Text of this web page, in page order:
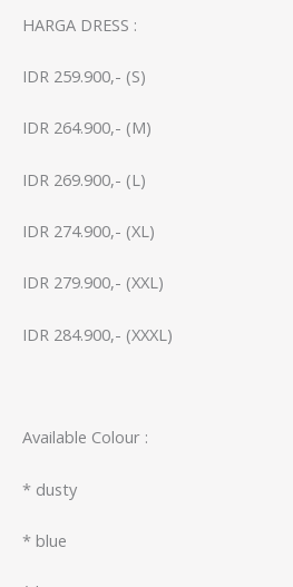
HARGA DRESS :
IDR 259.900,- (S)
IDR 264.900,- (M)
IDR 269.900,- (L)
IDR 274.900,- (XL)
IDR 279.900,- (XXL)
IDR 284.900,- (XXXL)
Available Colour :
* dusty
* ⁠blue